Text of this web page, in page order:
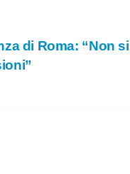
di Roma: “Non